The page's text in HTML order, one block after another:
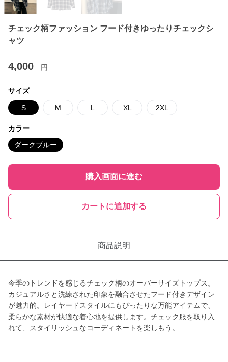
チェック柄ファッション フード付きゆったりチェックシ
ャツ
4,000 円
サイズ
S M L XL 2XL
カラー
ダークブルー
購入画面に進む
カートに追加する
商品説明
今季のトレンドを感じるチェック柄のオーバーサイズトップス。
カジュアルさと洗練された印象を融合させたフード付きデザイン
が魅力的。レイヤードスタイルにもぴったりな万能アイテムで、
柔らかな素材が快適な着心地を提供します。チェック服を取り入
れて、スタイリッシュなコーディネートを楽しもう。